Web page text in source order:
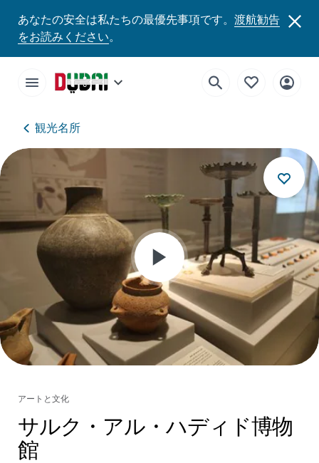
あなたの安全は私たちの最優先事項です。 渡航勧告
をお読みください。
観光名所
アートと文化
サルク・アル・ハディド博物
館